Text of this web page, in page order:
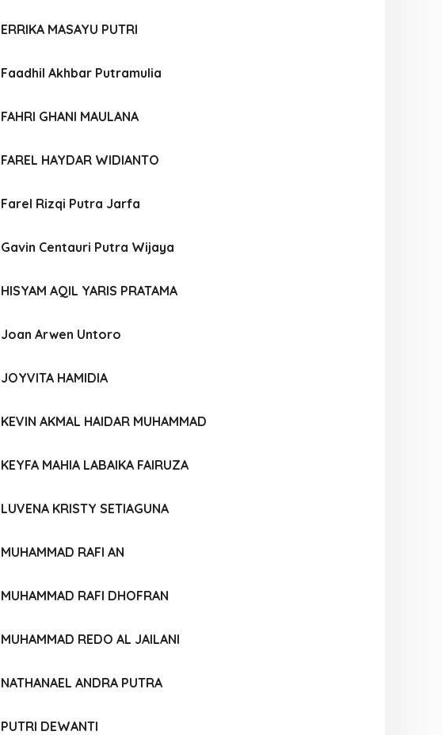
ERRIKA MASAYU PUTRI
Faadhil Akhbar Putramulia
FAHRI GHANI MAULANA
FAREL HAYDAR WIDIANTO
Farel Rizqi Putra Jarfa
Gavin Centauri Putra Wijaya
HISYAM AQIL YARIS PRATAMA
Joan Arwen Untoro
JOYVITA HAMIDIA
KEVIN AKMAL HAIDAR MUHAMMAD
KEYFA MAHIA LABAIKA FAIRUZA
LUVENA KRISTY SETIAGUNA
MUHAMMAD RAFI AN
MUHAMMAD RAFI DHOFRAN
MUHAMMAD REDO AL JAILANI
NATHANAEL ANDRA PUTRA
PUTRI DEWANTI